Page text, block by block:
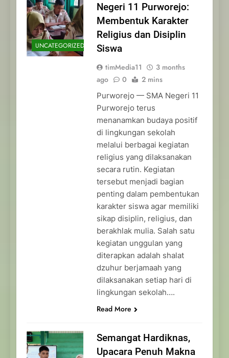
UNCATEGORIZED
Negeri 11 Purworejo:
Membentuk Karakter
Religius dan Disiplin
Siswa
timMedia11
3 months
ago
0 2 mins
Purworejo — SMA Negeri 11
Purworejo terus
menanamkan budaya positif
di lingkungan sekolah
melalui berbagai kegiatan
religius yang dilaksanakan
secara rutin. Kegiatan
tersebut menjadi bagian
penting dalam pembentukan
karakter siswa agar memiliki
sikap disiplin, religius, dan
berakhlak mulia. Salah satu
kegiatan unggulan yang
diterapkan adalah shalat
dzuhur berjamaah yang
dilaksanakan setiap hari di
lingkungan sekolah….
Read More
Semangat Hardiknas,
Upacara Penuh Makna